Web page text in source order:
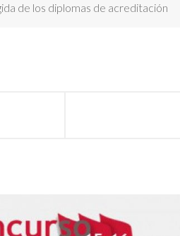
de los diplomas de acreditación